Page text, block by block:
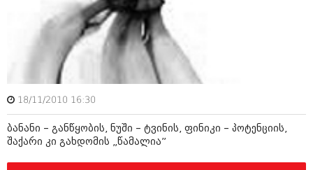
იანვარი 2016 (206)
დეკემბერი 2015 (207)
ნოემბერი 2015 (264)
ოქტომბერი 2015 (204)
სექტემბერი 2015 (215)
აგვისტო 2015 (286)
ივნისი 2015 (261)
აპრილი 2015 (208)
მარტი 2015 (365)
თებერვალი 2015 (286)
18/11/2010 16:30
ბანანი – განწყობის, ნუში – ტვინის, ფინიკი – პოტენციის,
შაქარი კი გახდომის „წამალია”